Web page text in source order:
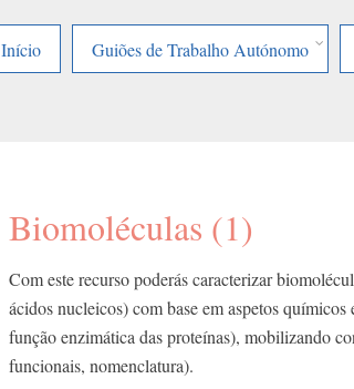
Início
Guiões de Trabalho Autónomo
Biomoléculas (1)
Com este recurso poderás caracterizar
ácidos nucleicos) com base em aspetos
função enzimática das proteínas), mobilizando
funcionais, nomenclatura).